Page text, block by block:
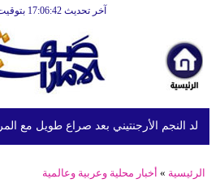
آخر تحديث 17:06:42 بتوقيت أبوظبي
النجم الأرجنتيني بعد صراع طويل مع المرض
الرئيسية » أخبار محلية وعربية وعالمية